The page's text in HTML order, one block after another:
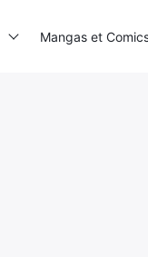
Mangas et